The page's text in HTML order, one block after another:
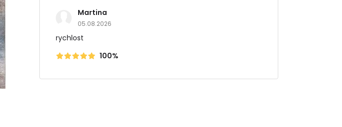
Martina
05.08.2026
rychlost
100%